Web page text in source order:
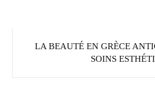
LA BEAUTÉ EN GRÈCE
SOINS